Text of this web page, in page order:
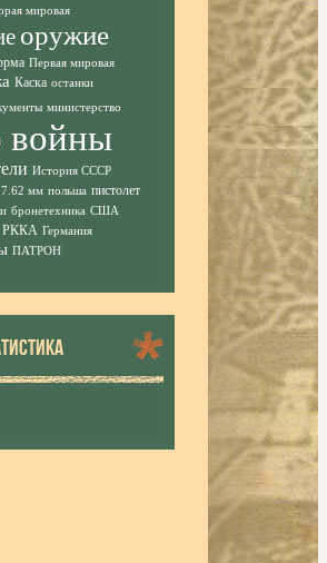
мировая
оружие
Первая мировая
Каска останки
министерство
войны
История СССР
7.62 мм польша пистолет
бронетехника США
РККА Германия
ПАТРОН